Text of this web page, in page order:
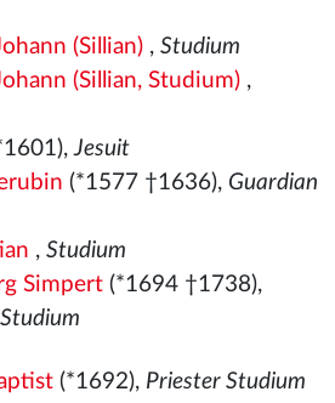
(Sillian), Studium
(Sillian, Studium),
Jesuit
(*1577 †1636), Guardian
, Studium
Simpert(*1694 †1738),
(*1692), Priester Studium